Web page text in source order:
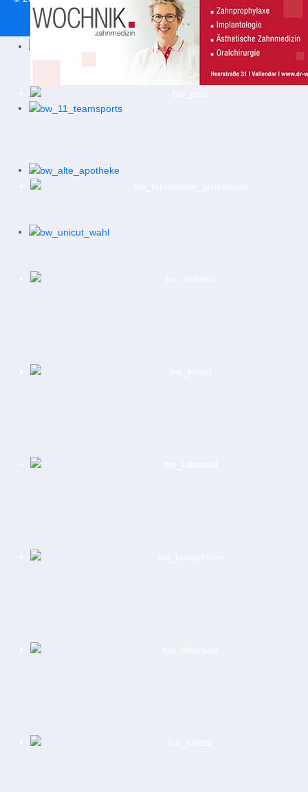
Datenschutzerklärung